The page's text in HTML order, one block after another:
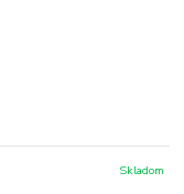
Skladom